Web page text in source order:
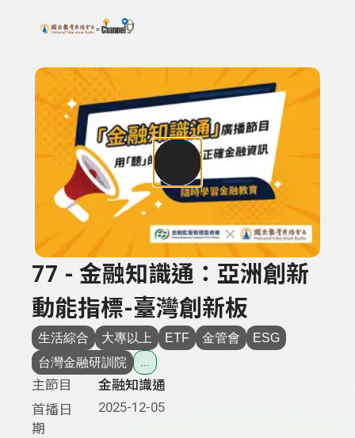
上方功能區塊
搜尋關鍵字：可輸入節目名稱、主持人或關鍵字
77 - 金融知識通：亞洲創新
動能指標-臺灣創新板
生活綜合 大專以上 ETF 金管會
ESG
台灣金融研訓院
...
主節目
金融知識通
首播日
期
2025-12-05